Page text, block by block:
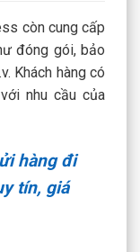
còn cung cấp
đóng gói, bảo
Khách hàng có
nhu cầu của
hàng đi
tín, giá